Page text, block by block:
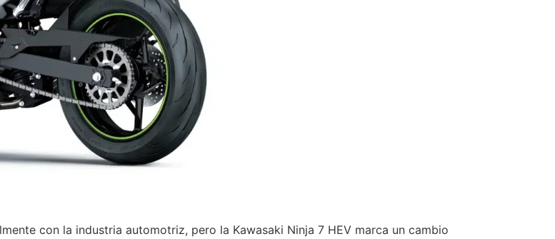
con la industria automotriz, pero la Kawasaki Ninja 7 HEV marca un cambio